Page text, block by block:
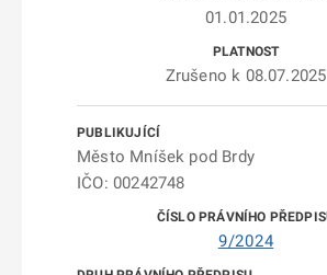
01.01.2025
Zrušeno k 08.07.2025
Město Mníšek pod Brdy
IČO: 00242748
9/2024